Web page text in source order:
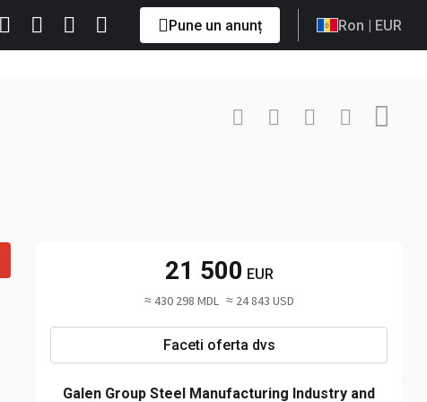
Pune un anunț Ron | EUR
+90 533 ... Afișați
21 500 EUR
≈ 430 298 MDL ≈ 24 843 USD
Faceti oferta dvs
Galen Group Steel Manufacturing Industry and